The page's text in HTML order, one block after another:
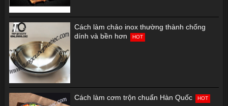
Cách làm chảo inox thường thành chống
dính và bền hơn
HOT
Cách làm cơm trộn chuẩn Hàn Quốc HOT